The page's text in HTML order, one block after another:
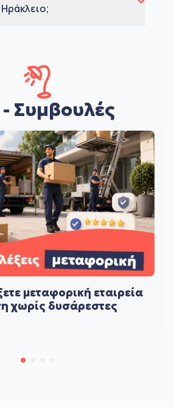
Συμβουλές
μεταφορική εταιρεία
χωρίς δυσάρεστες